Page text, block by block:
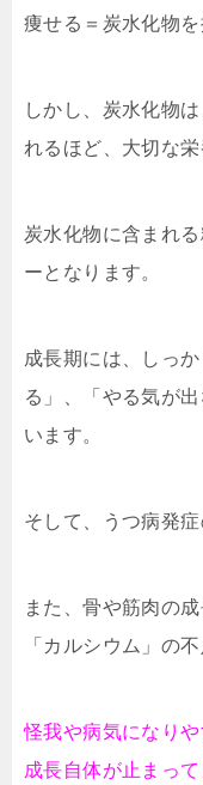
痩せる＝炭水化物
しかし、炭水化物
れるほど、大切な栄
炭水化物に含まれ
ーとなります。
成長期には、しっ
る」、「やる気が
います。
そして、うつ病発
また、骨や筋肉の
「カルシウム」の
怪我や病気になり
成長自体が止まっ